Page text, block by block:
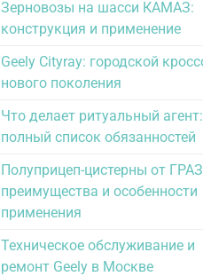
Зерновозы на шасси КАМАЗ:
конструкция и применение
Geely Cityray: городской
нового поколения
Что делает ритуальный агент:
полный список обязанностей
Полуприцеп-цистерны от
преимущества и особенности
применения
Техническое обслуживание и
ремонт Geely в Москве